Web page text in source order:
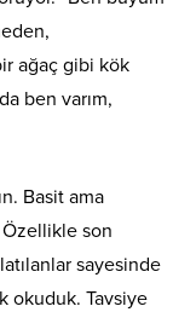
ağaç gibi kök
ben varım,
Basit ama
son
sayesinde
okuduk. Tavsiye